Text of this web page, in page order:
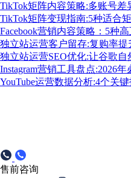
TikTok矩阵内容策略:多账号差
TikTok矩阵变现指南:5种适合
Facebook营销内容策略：5种
独立站运营客户留存:复购率提
独立站运营SEO优化:让谷歌
Instagram营销工具盘点:2026
YouTube运营数据分析:4个关
售前咨询